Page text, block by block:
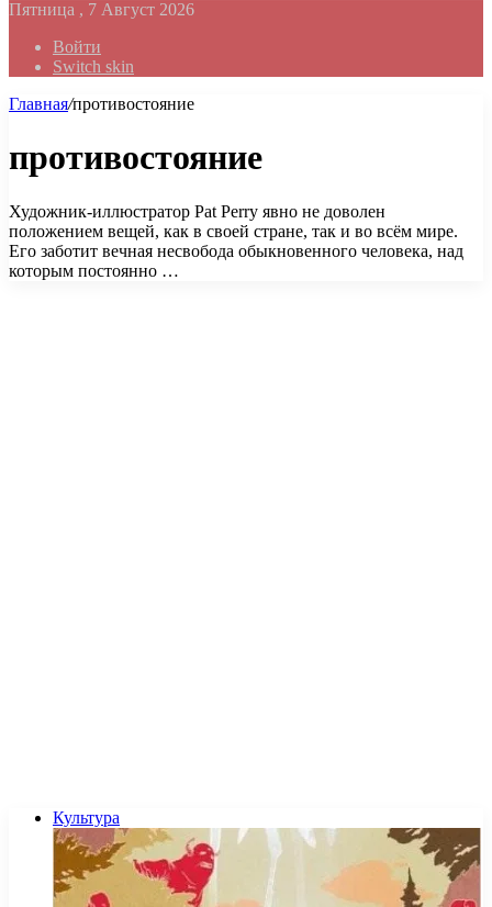
Пятница , 7 Август 2026
Войти
Switch skin
Главная/противостояние
противостояние
Художник-иллюстратор Pat Perry явно не доволен
положением вещей, как в своей стране, так и во всём мире.
Его заботит вечная несвобода обыкновенного человека, над
которым постоянно …
Культура